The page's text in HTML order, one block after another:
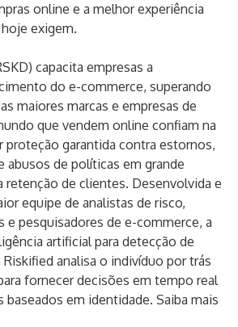
online e a melhor experiência
exigem.
capacita empresas a
do e-commerce, superando
maiores marcas e empresas de
que vendem online confiam na
proteção garantida contra estornos,
abusos de políticas em grande
retenção de clientes. Desenvolvida e
equipe de analistas de risco,
e pesquisadores de e-commerce, a
artificial para detecção de
analisa o indivíduo por trás
fornecer decisões em tempo real
em identidade. Saiba mais